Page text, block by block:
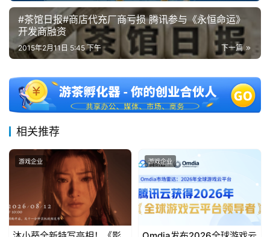
戏
2
0
第
十
三
金
茶
#茶馆日报#商店代充厂商亏损 腾讯参与《永恒命运》
开发商融资
下一篇
2015年2月11日 5:45 下午
相关推荐
游戏企业 游戏企业